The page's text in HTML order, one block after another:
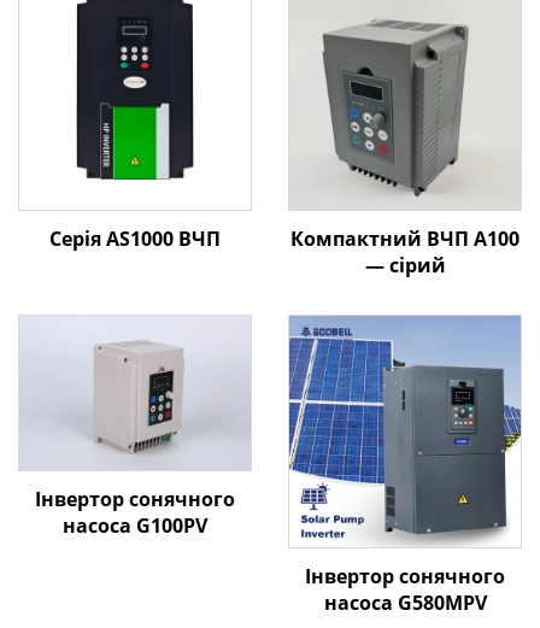
Серія AS1000 ВЧП
Компактний ВЧП A100
— сірий
Інвертор сонячного
насоса G100PV
Інвертор сонячного
насоса G580MPV